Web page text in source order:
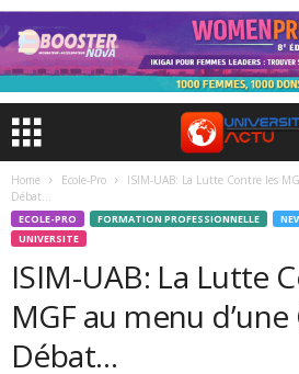
Home Ecole-Pro
ISIM-UAB: La Lutte Contre les
Débat…
ECOLE-PRO FORMATION PROFESSIONNELLE
UNIVERSITE
ISIM-UAB: La Lutte
MGF au menu
Débat…